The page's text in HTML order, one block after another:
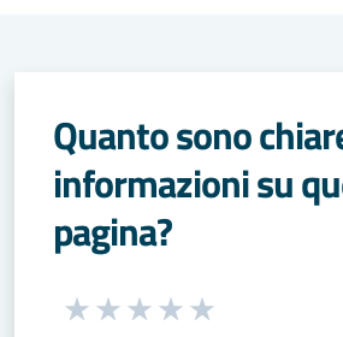
Quanto sono
informazioni su
pagina?
Seleziona una